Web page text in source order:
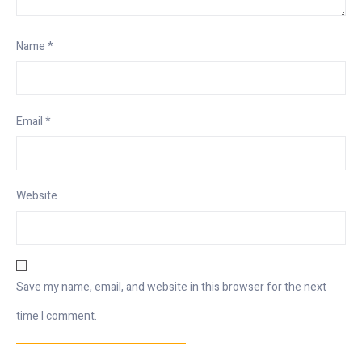
Name*
Email*
Website
Save my name, email, and website in this browser for the next
time I comment.